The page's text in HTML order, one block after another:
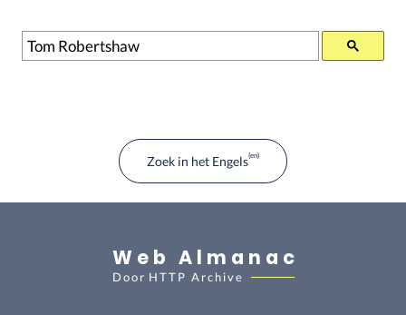
Zoeken
Zoek in het Engels
Web Almanac
Door HTTP Archive